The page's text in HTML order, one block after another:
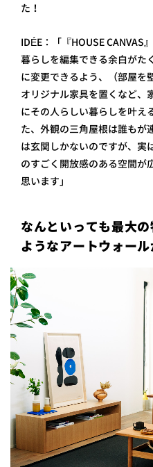
た！
IDÉE：「 『HOUSE
暮らしを編集できる余白がた
に変更できるよう、（部屋を
オリジナル家具を置くなど、
にその人らしい暮らしを叶え
た、外観の三角屋根は誰もが
は玄関しかないのですが、実
のすごく開放感のある空間が
思います」
なんといっても最大
ようなアートウォール